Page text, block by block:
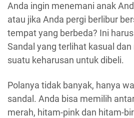
Anda ingin menemani anak
atau jika Anda pergi berlibur
tempat yang berbeda? Ini
Sandal yang terlihat kasual
suatu keharusan untuk dibeli.
Polanya tidak banyak, hanya
sandal. Anda bisa memilih
merah, hitam-pink dan hitam-